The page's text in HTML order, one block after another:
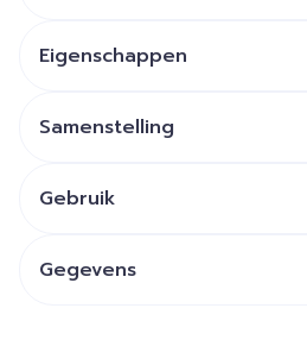
Eigenschappen
Samenstelling
Gebruik
Gegevens